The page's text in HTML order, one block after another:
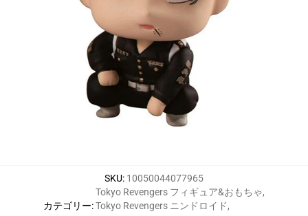
SKU: 10050044077965
カテゴリー:
Tokyo Revengers フィギュア&おもちゃ,
Tokyo Revengers ニンドロイド,